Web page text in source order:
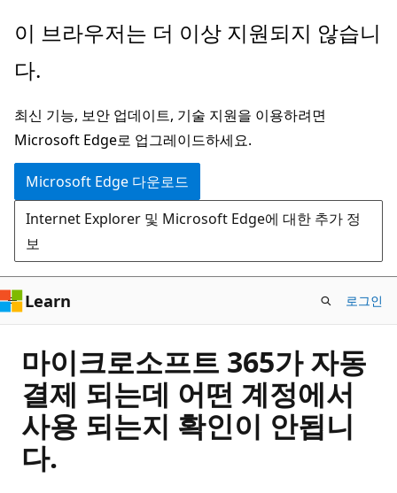
주
콘
츠
로
건
너
뛰
기
이 브라우저는 더 이상 지원되지 않습니
다.
최신 기능, 보안 업데이트, 기술 지원을 이용하려면
Microsoft Edge로 업그레이드하세요.
Microsoft Edge 다운로드
Internet Explorer 및 Microsoft Edge에 대한 추가 정
보
Learn 로그인
마이크로소프트 365가 자동
결제 되는데 어떤 계정에서
사용 되는지 확인이 안됩니
다.